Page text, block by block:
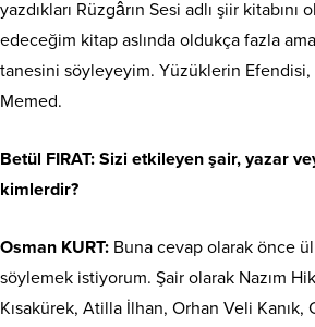
yazdıkları Rüzgârın Sesi adlı şiir
edeceğim kitap aslında oldukça fazla
tanesini söyleyeyim. Yüzüklerin
Memed.
Betül FIRAT: Sizi etkileyen şair, yazar
kimlerdir?
Osman KURT: Buna cevap olarak önce
söylemek istiyorum. Şair olarak Nazım
Kısakürek, Atilla İlhan, Orhan Veli